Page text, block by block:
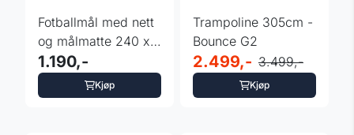
Fotballmål med nett
og målmatte 240 x
170 cm
1.190,-
Kjøp
Trampoline 305cm -
Bounce G2
2.499,- 3.499,-
Kjøp